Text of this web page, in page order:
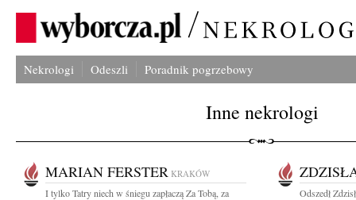
Nekrologi Odeszli Poradnik pogrzebowy
Inne nekrologi
MARIAN FERSTER KRAKÓW
I tylko Tatry niech w śniegu zapłaczą Za Tobą, za
Odszedł